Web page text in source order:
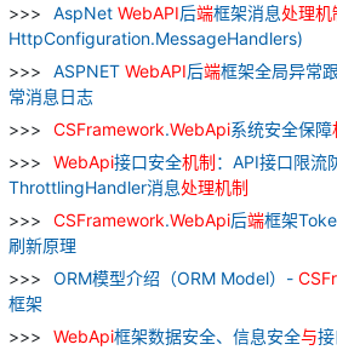
AspNet WebAPI后端框架消息处理机
HttpConfiguration.MessageHandlers)
ASPNET WebAPI后端框架全局异常
常消息日志
CSFramework.WebApi系统安全保障
WebApi接口安全机制：API接口限流
ThrottlingHandler消息处理机制
CSFramework.WebApi后端框架
刷新原理
ORM模型介绍（ORM Model）-
框架
WebApi框架数据安全、信息安全与